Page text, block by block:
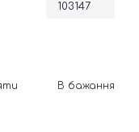
103147
В бажання